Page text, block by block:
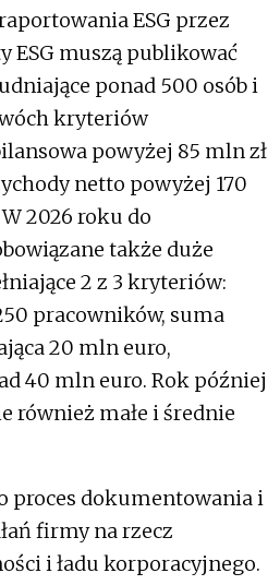
ESG przez
ESG muszą publikować
ponad 500 osób i
kryteriów
powyżej 85 mln zł
netto powyżej 170
2026 roku do
także duże
2 z 3 kryteriów:
pracowników, suma
20 mln euro,
40 mln euro. Rok później
również małe i średnie
proces dokumentowania i
firmy na rzecz
i ładu korporacyjnego.